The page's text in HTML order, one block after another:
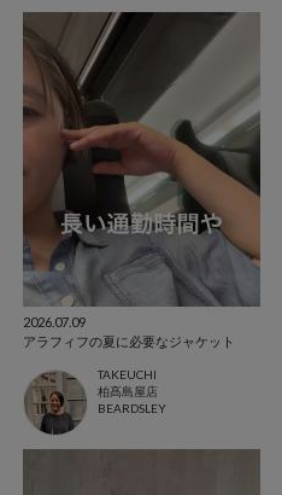
2026.07.09
アラフィフの夏に必要なジャケット
TAKEUCHI
柏髙島屋店
BEARDSLEY